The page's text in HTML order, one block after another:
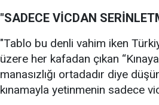
"SADECE VİCDAN
"Tablo bu denli vahim iken
üzere her kafadan çıkan
manasızlığı ortadadır diye
kınamayla yetinmenin sadece